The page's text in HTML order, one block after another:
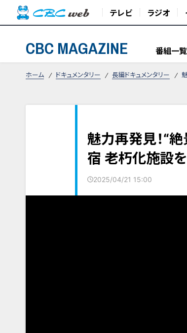
テレビ ラジオ
CBC MAGAZINE 番組一覧
ホーム ドキュメンタリー 長編ドキュメンタリー
魅力再発見！“
宿 老朽化施設
2025/04/21 15:00